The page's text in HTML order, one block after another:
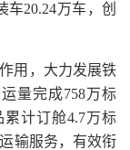
车20.24万车，创
用，大力发展铁
量完成758万标
累计订舱4.7万标
输服务，有效衔